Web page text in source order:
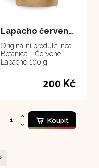
Lapacho červené 100 gr.
Originální produkt Inca
Botanica - Červené
Lapacho 100 g
200 Kč
Koupit